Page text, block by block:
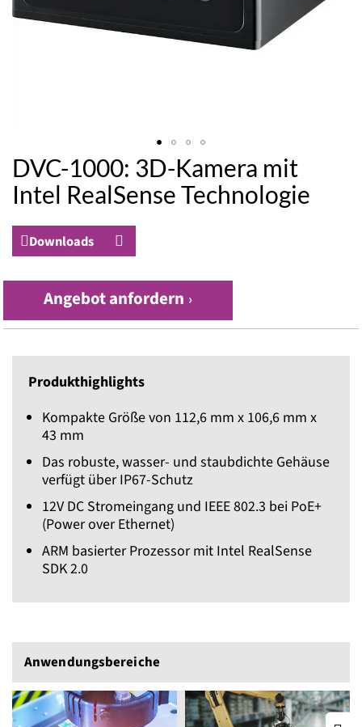
DVC-1000: 3D-Kamera mit
Intel RealSense Technologie
Downloads
Angebot anfordern
Produkthighlights
Kompakte Größe von 112,6 mm x 106,6 mm x
43 mm
Das robuste, wasser- und staubdichte Gehäuse
verfügt über IP67-Schutz
12V DC Stromeingang und IEEE 802.3 bei PoE+
(Power over Ethernet)
ARM basierter Prozessor mit Intel RealSense
SDK 2.0
Zum
Anfang
der
springen
Anwendungs­bereiche